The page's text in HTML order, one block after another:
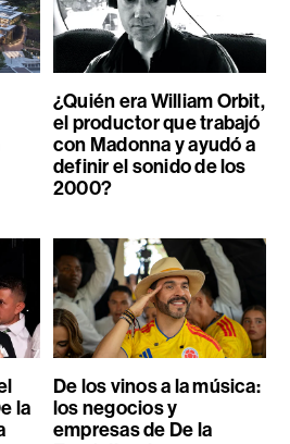
¿Quién era William Orbit,
el productor que trabajó
con Madonna y ayudó a
definir el sonido de los
2000?
la
De los vinos a la música:
los negocios y
empresas de De la